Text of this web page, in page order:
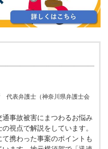
代表弁護士（神奈川県弁護士会
通事故被害にまつわるお悩み
視点で解説をしています。
て携わった事案のポイントも